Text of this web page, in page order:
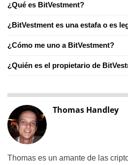
¿Qué es BitVestment?
¿BitVestment es una estafa o es
¿Cómo me uno a BitVestment?
¿Quién es el propietario de
Thomas Handley
Thomas es un amante de las